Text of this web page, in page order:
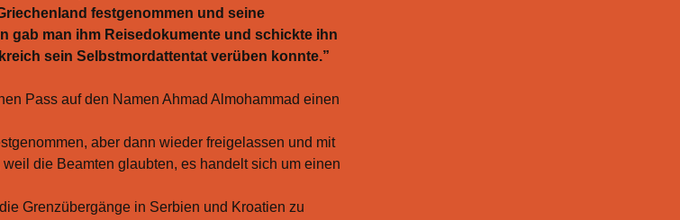
festgenommen und seine
gab man ihm Reisedokumente und schickte ihn
sein Selbstmordattentat verüben konnte.”
Pass auf den Namen Ahmad Almohammad einen
aber dann wieder freigelassen und mit
die Beamten glaubten, es handelt sich um einen
Grenzübergänge in Serbien und Kroatien zu